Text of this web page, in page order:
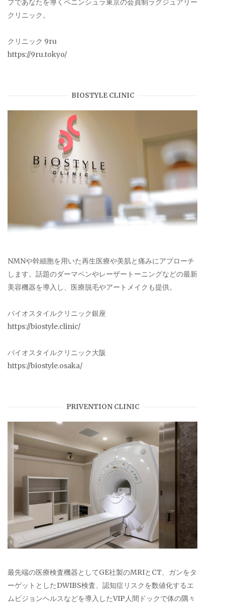
プであなたを導くペニンシュラ東京の会員制ラグジュアリー
クリニック。
クリニック 9ru
https://9ru.tokyo/
BIOSTYLE CLINIC
NMNや幹細胞を用いた再生医療や美肌と痛みにアプローチ
します。話題のダーマペンやレーザートーニングなどの最新
美容機器を導入し、医療脱毛やアートメイクも提供。
バイオスタイルクリニック銀座
https://biostyle.clinic/
バイオスタイルクリニック大阪
https://biostyle.osaka/
PRIVENTION CLINIC
最先端の医療検査機器としてGE社製のMRIとCT、ガンをタ
ーゲットとしたDWIBS検査、認知症リスクを数値化するエ
ムビジョンヘルスなどを導入したVIP人間ドックで体の隅々